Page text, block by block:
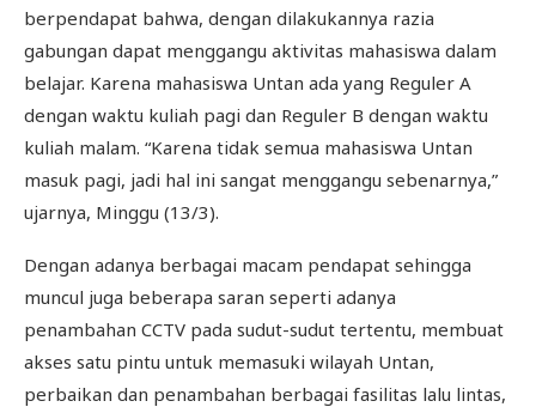
berpendapat bahwa, dengan dilakukannya razia
gabungan dapat menggangu aktivitas mahasiswa dalam
belajar. Karena mahasiswa Untan ada yang Reguler A
dengan waktu kuliah pagi dan Reguler B dengan waktu
kuliah malam. “Karena tidak semua mahasiswa Untan
masuk pagi, jadi hal ini sangat menggangu sebenarnya,”
ujarnya, Minggu (13/3).
Dengan adanya berbagai macam pendapat sehingga
muncul juga beberapa saran seperti adanya
penambahan CCTV pada sudut-sudut tertentu, membuat
akses satu pintu untuk memasuki wilayah Untan,
perbaikan dan penambahan berbagai fasilitas lalu lintas,